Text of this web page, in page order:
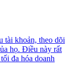
tài khoản, theo dõi
họ. Điều này rất
đa hóa doanh